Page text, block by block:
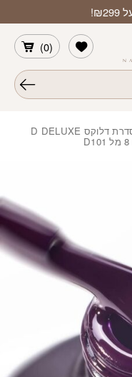
(
0
)
הרשימה שלי
סדרת דלוקס D DELUXE